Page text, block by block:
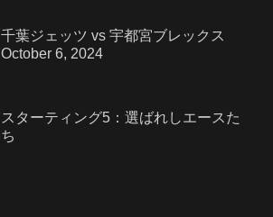
千葉ジェッツ vs 宇都宮ブレックス
October 6, 2024
スターティング5：選ばれしエースた
ち